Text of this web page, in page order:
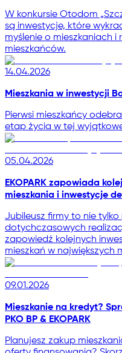
W konkursie Otodom
są inwestycje, które
myślenie o mieszkaniach i
mieszkańców.
14.04.2026
Mieszkania w inwestycji
Pierwsi mieszkańcy
etap życia w tej
05.04.2026
EKOPARK zapowiada
mieszkania i inwestycje
Jubileusz firmy to nie
dotychczasowych
zapowiedź kolejnych
mieszkań w największych
09.01.2026
Mieszkanie na kredyt?
PKO BP & EKOPARK
Planujesz zakup